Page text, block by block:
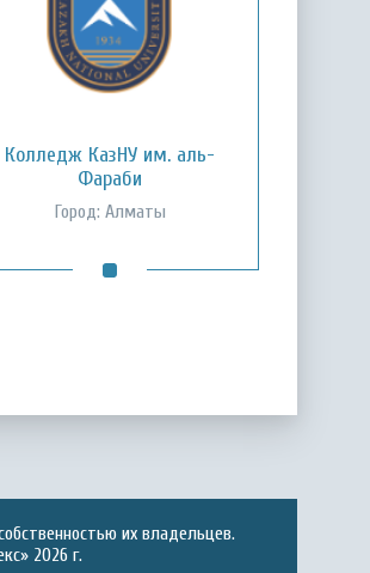
Колледж КазНУ им. аль-
Фараби
Город: Алматы
их владельцев.
2026 г.